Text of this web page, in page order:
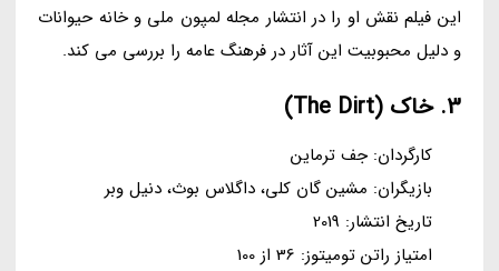
این فیلم نقش او را در انتشار مجله لمپون ملی و خانه حیوانات
و دلیل محبوبیت این آثار در فرهنگ عامه را بررسی می کند.
3. خاک (The Dirt)
کارگردان: جف ترماین
بازیگران: مشین گان کلی، داگلاس بوث، دنیل وبر
تاریخ انتشار: 2019
امتیاز راتن تومیتوز: 36 از 100